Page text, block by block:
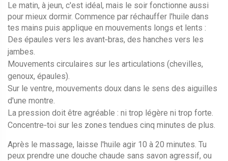
Le matin, à jeun, c'est idéal, mais le soir fonctionne aussi
pour mieux dormir. Commence par réchauffer l'huile dans
tes mains puis applique en mouvements longs et lents :
Des épaules vers les avant‑bras, des hanches vers les
jambes.
Mouvements circulaires sur les articulations (chevilles,
genoux, épaules).
Sur le ventre, mouvements doux dans le sens des aiguilles
d'une montre.
La pression doit être agréable : ni trop légère ni trop forte.
Concentre‑toi sur les zones tendues cinq minutes de plus.
Après le massage, laisse l'huile agir 10 à 20 minutes. Tu
peux prendre une douche chaude sans savon agressif, ou